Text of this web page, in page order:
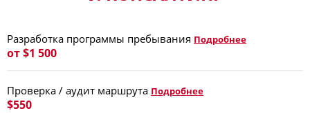
Разработка программы пребывания Подробнее
от $1 500
Проверка / аудит маршрута Подробнее
$550